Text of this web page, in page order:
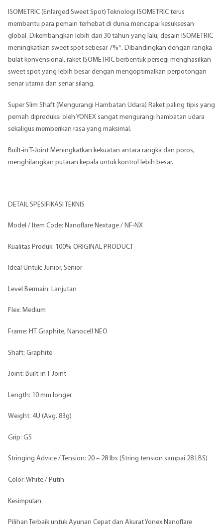
ISOMETRIC (Enlarged Sweet Spot) Teknologi ISOMETRIC terus
membantu para pemain terhebat di dunia mencapai kesuksesan
global. Dikembangkan lebih dari 30 tahun yang lalu, desain ISOMETRIC
meningkatkan sweet spot sebesar 7%*. Dibandingkan dengan rangka
bulat konvensional, raket ISOMETRIC berbentuk persegi menghasilkan
sweet spot yang lebih besar dengan mengoptimalkan perpotongan
senar utama dan senar silang.
Super Slim Shaft (Mengurangi Hambatan Udara) Raket paling tipis yang
pernah diproduksi oleh YONEX sangat mengurangi hambatan udara
sekaligus memberikan rasa yang maksimal.
Built-in T-Joint Meningkatkan kekuatan antara rangka dan poros,
menghilangkan putaran kepala untuk kontrol lebih besar.
DETAIL SPESIFIKASI TEKNIS
Model / Item Code: Nanoflare Nextage / NF-NX
Kualitas Produk: 100% ORIGINAL PRODUCT
Ideal Untuk: Junior, Senior
Level Bermain: Lanjutan
Flex: Medium
Frame: HT Graphite, Nanocell NEO
Shaft: Graphite
Joint: Built-in T-Joint
Length: 10 mm longer
Weight: 4U (Avg. 83g)
Grip: G5
Stringing Advice / Tension: 20 – 28 lbs (String tension sampai 28 LBS)
Color: White / Putih
Kesimpulan:
Pilihan Terbaik untuk Ayunan Cepat dan Akurat Yonex Nanoflare